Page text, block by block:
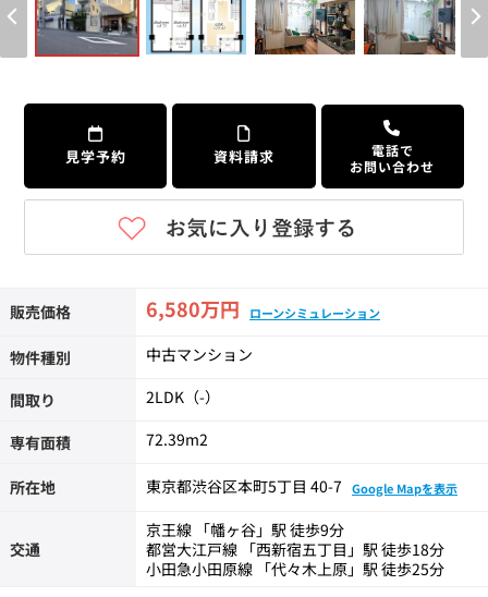
個人情報保護の取扱い 会員規約 サイトマップ
見学予約 資料請求
電話で
お問い合わせ
販売価格 6,580万円 ローンシミュレーション
物件種別 中古マンション
間取り 2LDK（-）
専有面積 72.39m2
所在地 東京都渋谷区本町5丁目 40-7 Google Mapを表示
交通
京王線 「幡ヶ谷」駅 徒歩9分
都営大江戸線 「西新宿五丁目」駅 徒歩18分
小田急小田原線 「代々木上原」駅 徒歩25分